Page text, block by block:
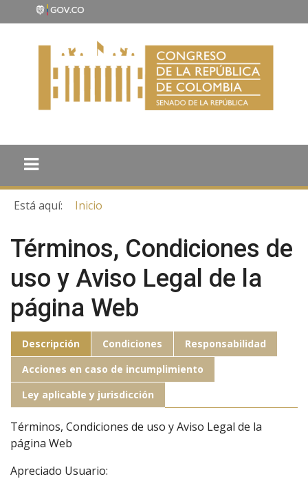
Está aquí: Inicio
Términos, Condiciones de
uso y Aviso Legal de la
página Web
Descripción Condiciones
Responsabilidad
Acciones en caso de incumplimiento
Ley aplicable y jurisdicción
Términos, Condiciones de uso y Aviso Legal de la
página Web
Apreciado Usuario: